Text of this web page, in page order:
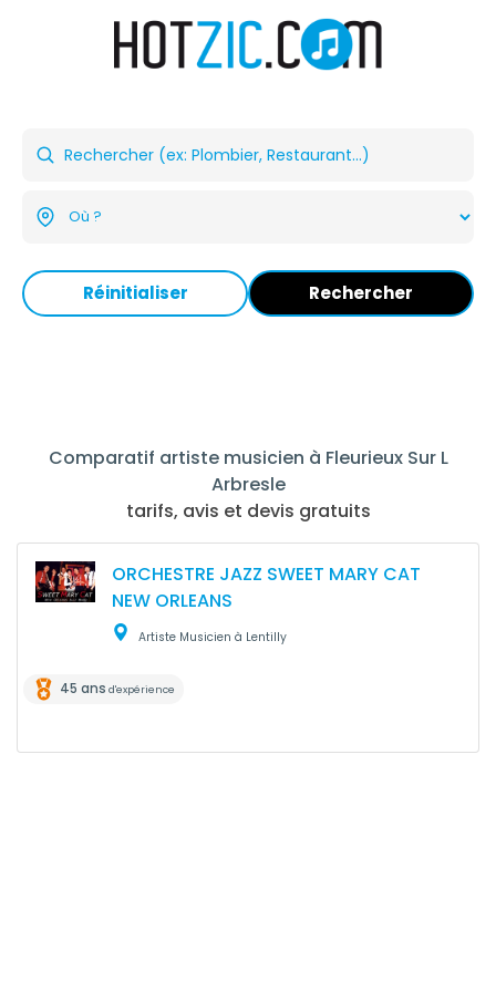
Réinitialiser Rechercher
Comparatif artiste musicien à Fleurieux Sur L
Arbresle
tarifs, avis et devis gratuits
ORCHESTRE JAZZ SWEET MARY CAT
NEW ORLEANS
Artiste Musicien à Lentilly
45 ans d'expérience